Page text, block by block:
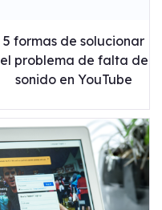
5 formas de solucionar
el problema de falta de
sonido en YouTube